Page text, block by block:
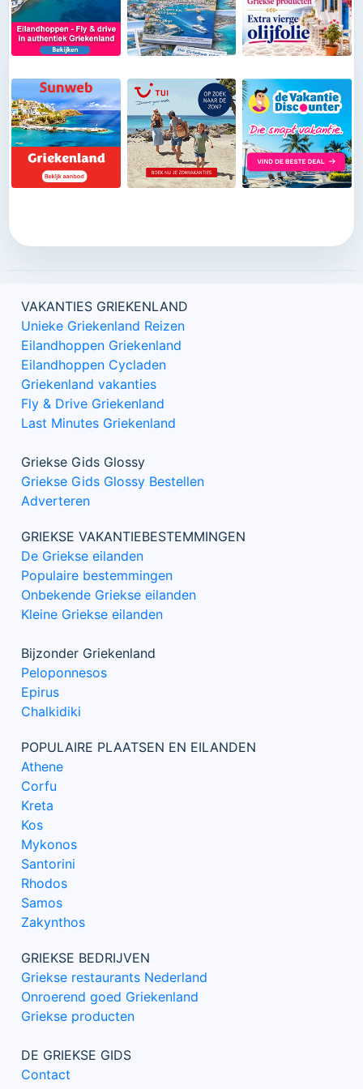
voor u maar dienen ter plekke betaald te worden). Bij
deze reis land je in Kalamata (Peloponnesos) waar
de huurauto voor je klaarstaat. Vervolgens rijd je naar
het plaatsje Gythion (110 km), waar je de eerste
haven in Neapoli (90 km) waar je met de veerboot
oversteekt naar eiland Kythira. Deze reis kun je
eventueel ook combineren met een langer verblijf op
Peloponnesos.
VAKANTIES GRIEKENLAND
Unieke Griekenland Reizen
Eilandhoppen Griekenland
Eilandhoppen Cycladen
Griekenland vakanties
Fly & Drive Griekenland
Last Minutes Griekenland
Griekse Gids Glossy
Griekse Gids Glossy Bestellen
Adverteren
GRIEKSE VAKANTIEBESTEMMINGEN
De Griekse eilanden
Populaire bestemmingen
Onbekende Griekse eilanden
Kleine Griekse eilanden
Bijzonder Griekenland
Peloponnesos
Epirus
Chalkidiki
POPULAIRE PLAATSEN EN EILANDEN
Athene
Corfu
Kreta
Kos
Mykonos
Santorini
Rhodos
Samos
Zakynthos
GRIEKSE BEDRIJVEN
Griekse restaurants Nederland
Onroerend goed Griekenland
Griekse producten
DE GRIEKSE GIDS
Contact